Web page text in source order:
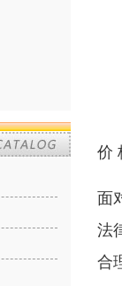
价
面
法
合